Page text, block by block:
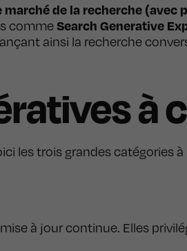
de la recherche (avec
commeSearch Generative
ainsi la recherche
à
les trois grandes catégories
à jour continue. Elles